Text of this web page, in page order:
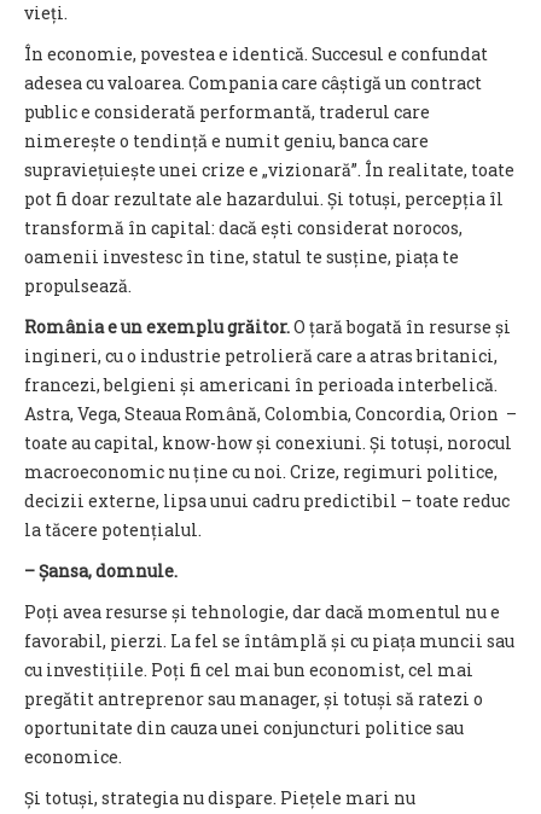
vieți.
În economie, povestea e identică. Succesul e confundat
adesea cu valoarea. Compania care câștigă un contract
public e considerată performantă, traderul care
nimerește o tendință e numit geniu, banca care
supraviețuiește unei crize e „vizionară”. În realitate, toate
pot fi doar rezultate ale hazardului. Și totuși, percepția îl
transformă în capital: dacă ești considerat norocos,
oamenii investesc în tine, statul te susține, piața te
propulsează.
România e un exemplu grăitor.O țară bogată în resurse și
ingineri, cu o industrie petrolieră care a atras britanici,
francezi, belgieni și americani în perioada interbelică.
Astra, Vega, Steaua Română, Colombia, Concordia, Orion –
toate au capital, know-how și conexiuni. Și totuși, norocul
macroeconomic nu ține cu noi. Crize, regimuri politice,
decizii externe, lipsa unui cadru predictibil – toate reduc
la tăcere potențialul.
– Șansa, domnule.
Poți avea resurse și tehnologie, dar dacă momentul nu e
favorabil, pierzi. La fel se întâmplă și cu piața muncii sau
cu investițiile. Poți fi cel mai bun economist, cel mai
pregătit antreprenor sau manager, și totuși să ratezi o
oportunitate din cauza unei conjuncturi politice sau
economice.
Și totuși, strategia nu dispare. Piețele mari nu